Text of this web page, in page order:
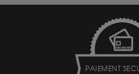
PAIEMENT